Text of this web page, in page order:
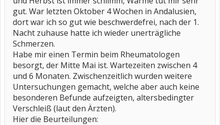
gut. War letzten Oktober 4 Wochen in Andalusien,
dort war ich so gut wie beschwerdefrei, nach der 1.
Nacht zuhause hatte ich wieder unerträgliche
Schmerzen.
Habe mir einen Termin beim Rheumatologen
besorgt, der Mitte Mai ist. Wartezeiten zwischen 4
und 6 Monaten. Zwischenzeitlich wurden weitere
Untersuchungen gemacht, welche aber auch keine
besonderen Befunde aufzeigten, altersbedingter
Verschleiß (laut den Ärzten).
Hier die Beurteilungen: